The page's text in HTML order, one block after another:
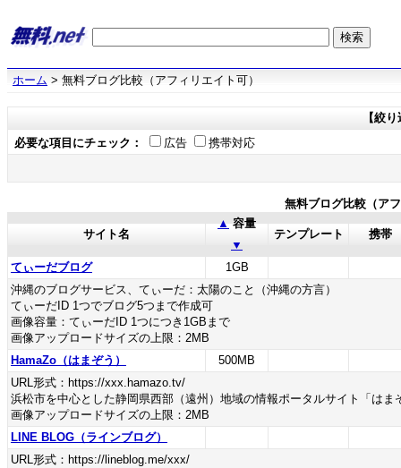
ホーム > 無料ブログ比較（アフィリエイト可）
【絞
必要な項目にチェック：
広告 携帯対応
無料ブログ比較（ア
サイト名
▲容量
▼
テンプレート 携帯
てぃーだブログ
1GB
沖縄のブログサービス、てぃーだ：太陽のこと（沖縄の方言）
てぃーだID 1つでブログ5つまで作成可
画像容量：てぃーだID 1つにつき1GBまで
画像アップロードサイズの上限：2MB
HamaZo（はまぞう）
500MB
URL形式：https://xxx.hamazo.tv/
浜松市を中心とした静岡県西部（遠州）地域の情報ポータルサイト「はま
画像アップロードサイズの上限：2MB
LINE BLOG（ラインブログ）
URL形式：https://lineblog.me/xxx/